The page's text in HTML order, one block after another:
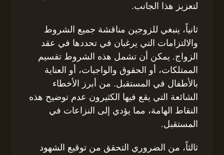
لتعزيز هذا الجانب.
ثانياً، ينبغي للزوجين مناقشة جميع الشروط
والالتزامات التي يرغبان في تحددها في عقد
الزواج. يمكن أن تشمل هذه الشروط تقسيم
الممتلكات، أو الحقوق والواجبات، أو العناية
بالأطفال في المستقبل. من أبرز الأخطاء
الشائعة التي يقع فيها الكثيرون عدم توضيح هذه
النقاط الهامة، مما يؤدي إلى النزاعات في
المستقبل.
ثالثاً، من الضروري التحقق من توقيع الشهود